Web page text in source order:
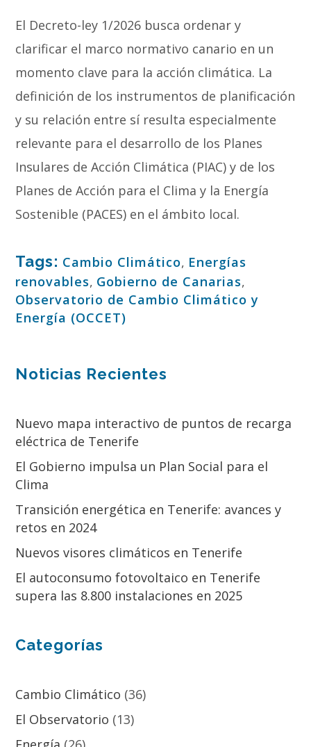
El Decreto-ley 1/2026 busca ordenar y
clarificar el marco normativo canario en un
momento clave para la acción climática. La
definición de los instrumentos de planificación
y su relación entre sí resulta especialmente
relevante para el desarrollo de los Planes
Insulares de Acción Climática (PIAC) y de los
Planes de Acción para el Clima y la Energía
Sostenible (PACES) en el ámbito local.
Tags: Cambio Climático, Energías
renovables, Gobierno de Canarias,
Observatorio de Cambio Climático y
Energía (OCCET)
Noticias Recientes
Nuevo mapa interactivo de puntos de recarga
eléctrica de Tenerife
El Gobierno impulsa un Plan Social para el
Clima
Transición energética en Tenerife: avances y
retos en 2024
Nuevos visores climáticos en Tenerife
El autoconsumo fotovoltaico en Tenerife
supera las 8.800 instalaciones en 2025
Categorías
Cambio Climático (36)
El Observatorio (13)